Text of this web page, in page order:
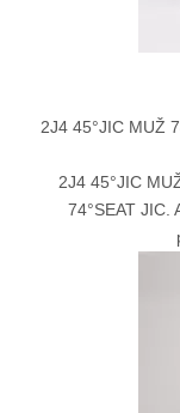
2J4 45°JIC MUŽ
2J4 45°JIC
74°SEAT JIC.